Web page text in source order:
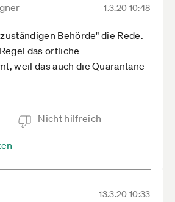
1.3.20 10:48
Behörde" die Rede.
das örtliche
weil das auch die Quarantäne
Nicht hilfreich
13.3.20 10:33